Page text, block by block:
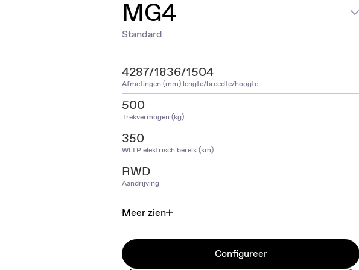
MG4
Standard
4287/1836/1504
Afmetingen (mm) lengte/breedte/hoogte
500
Trekvermogen (kg)
350
WLTP elektrisch bereik (km)
RWD
Aandrijving
Meer zien
Configureer